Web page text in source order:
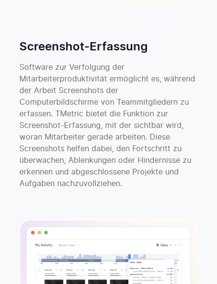
Screenshot-Erfassung
Software zur Verfolgung der
Mitarbeiterproduktivität ermöglicht es, während
der Arbeit Screenshots der
Computerbildschirme von Teammitgliedern zu
erfassen. TMetric bietet die Funktion zur
Screenshot-Erfassung, mit der sichtbar wird,
woran Mitarbeiter gerade arbeiten. Diese
Screenshots helfen dabei, den Fortschritt zu
überwachen, Ablenkungen oder Hindernisse zu
erkennen und abgeschlossene Projekte und
Aufgaben nachzuvollziehen.